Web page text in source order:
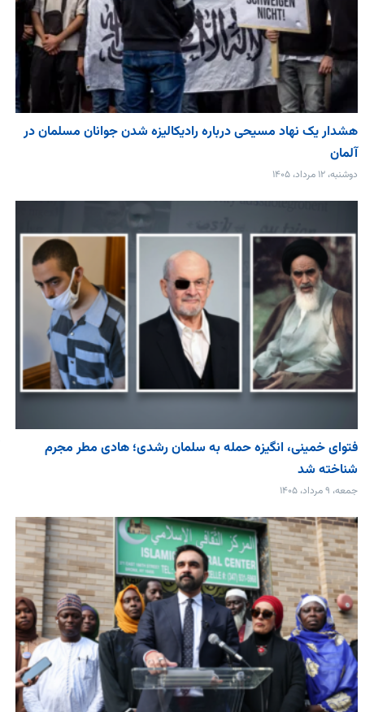
هشدار یک نهاد مسیحی درباره رادیکالیزه شدن جوانان مسلمان در
آلمان
دوشنبه، ۱۲ مرداد، ۱۴۰۵
فتوای خمینی، انگیزه حمله به سلمان رشدی؛ هادی مطر مجرم
شناخته شد
جمعه، ۹ مرداد، ۱۴۰۵